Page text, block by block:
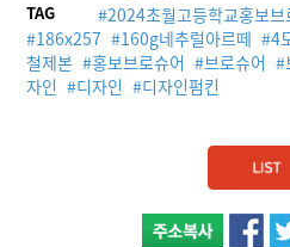
TAG #2024초월고등학교홍보브
#186x257 #160g네추럴아르떼 #4
철제본 #홍보브로슈어 #브로슈어 #
자인 #디자인 #디자인펌킨